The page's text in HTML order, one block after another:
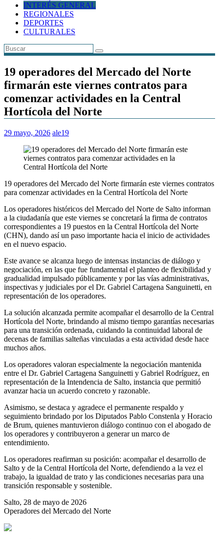
INTERÉS GENERAL
REGIONALES
DEPORTES
CULTURALES
19 operadores del Mercado del Norte
firmarán este viernes contratos para
comenzar actividades en la Central
Hortícola del Norte
29 mayo, 2026 ale19
19 operadores del Mercado del Norte firmarán este viernes contratos
para comenzar actividades en la Central Hortícola del Norte
Los operadores históricos del Mercado del Norte de Salto informan
a la ciudadanía que este viernes se concretará la firma de contratos
correspondientes a 19 puestos en la Central Hortícola del Norte
(CHN), dando así un paso importante hacia el inicio de actividades
en el nuevo espacio.
Este avance se alcanza luego de intensas instancias de diálogo y
negociación, en las que fue fundamental el planteo de flexibilidad y
gradualidad impulsado públicamente y por las vías administrativas,
inspectivas y judiciales por el Dr. Gabriel Cartagena Sanguinetti, en
representación de los operadores.
La solución alcanzada permite acompañar el desarrollo de la Central
Hortícola del Norte, brindando al mismo tiempo garantías necesarias
para una transición ordenada, cuidando la continuidad laboral de
decenas de familias salteñas vinculadas a esta actividad desde hace
muchos años.
Los operadores valoran especialmente la negociación mantenida
entre el Dr. Gabriel Cartagena Sanguinetti y Gabriel Rodríguez, en
representación de la Intendencia de Salto, instancia que permitió
avanzar hacia un acuerdo concreto y razonable.
Asimismo, se destaca y agradece el permanente respaldo y
seguimiento brindado por los Diputados Pablo Constenla y Horacio
de Brum, quienes mantuvieron diálogo continuo con el abogado de
los operadores y contribuyeron a generar un marco de
entendimiento.
Los operadores reafirman su posición: acompañar el desarrollo de
Salto y de la Central Hortícola del Norte, defendiendo a la vez el
trabajo, la igualdad de trato y las condiciones necesarias para una
transición responsable y sostenible.
Salto, 28 de mayo de 2026
Operadores del Mercado del Norte